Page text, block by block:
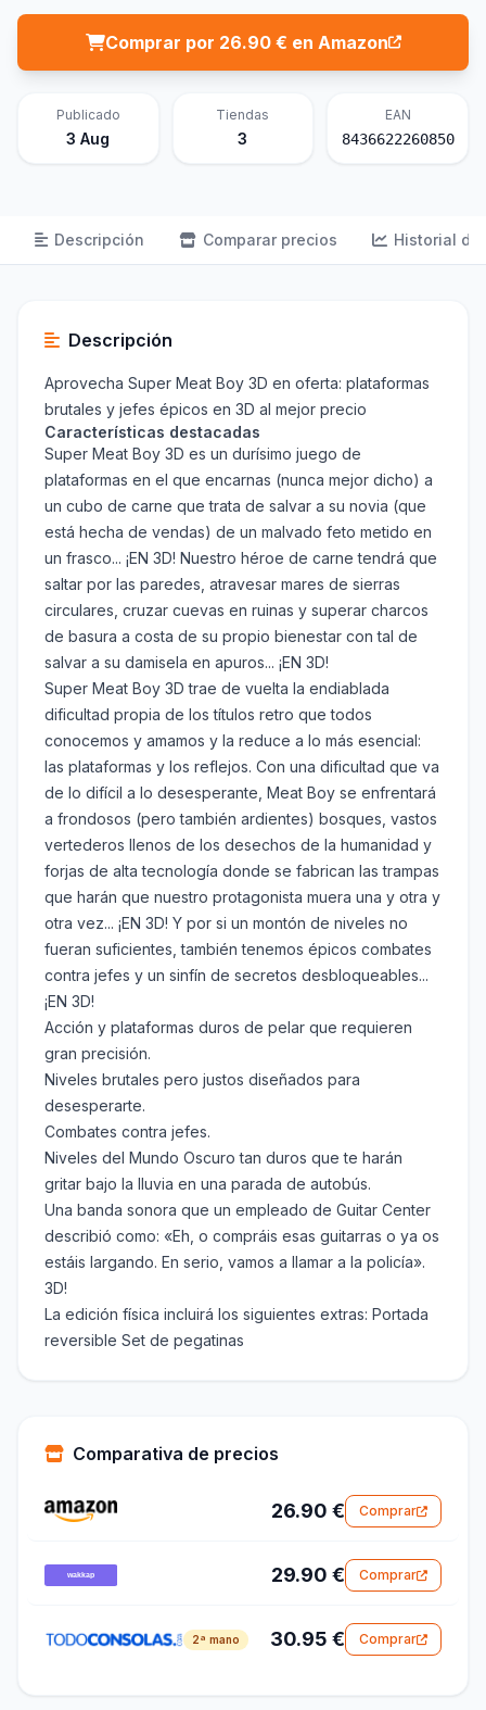
Comprar por 26.90 € en Amazon
Publicado
3 Aug
Tiendas
3
EAN
8436622260850
Descripción Comparar precios Historial de
Descripción
Aprovecha Super Meat Boy 3D en oferta: plataformas
brutales y jefes épicos en 3D al mejor precio
Características destacadas
Super Meat Boy 3D es un durísimo juego de
plataformas en el que encarnas (nunca mejor dicho) a
un cubo de carne que trata de salvar a su novia (que
está hecha de vendas) de un malvado feto metido en
un frasco... ¡EN 3D! Nuestro héroe de carne tendrá que
saltar por las paredes, atravesar mares de sierras
circulares, cruzar cuevas en ruinas y superar charcos
de basura a costa de su propio bienestar con tal de
salvar a su damisela en apuros... ¡EN 3D!
Super Meat Boy 3D trae de vuelta la endiablada
dificultad propia de los títulos retro que todos
conocemos y amamos y la reduce a lo más esencial:
las plataformas y los reflejos. Con una dificultad que va
de lo difícil a lo desesperante, Meat Boy se enfrentará
a frondosos (pero también ardientes) bosques, vastos
vertederos llenos de los desechos de la humanidad y
forjas de alta tecnología donde se fabrican las trampas
que harán que nuestro protagonista muera una y otra y
otra vez... ¡EN 3D! Y por si un montón de niveles no
fueran suficientes, también tenemos épicos combates
contra jefes y un sinfín de secretos desbloqueables...
¡EN 3D!
Acción y plataformas duros de pelar que requieren
gran precisión.
Niveles brutales pero justos diseñados para
desesperarte.
Combates contra jefes.
Niveles del Mundo Oscuro tan duros que te harán
gritar bajo la lluvia en una parada de autobús.
Una banda sonora que un empleado de Guitar Center
describió como: «Eh, o compráis esas guitarras o ya os
estáis largando. En serio, vamos a llamar a la policía».
3D!
La edición física incluirá los siguientes extras: Portada
reversible Set de pegatinas
Comparativa de precios
26.90 € Comprar
29.90 € Comprar
2ª mano 30.95 € Comprar